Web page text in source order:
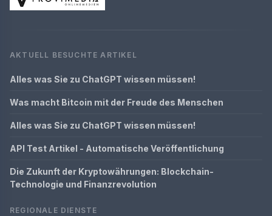
AKTUELL BESUCHTE ARTIKEL
Alles was Sie zu ChatGPT wissen müssen!
Was macht Bitcoin mit der Freude des Menschen
Alles was Sie zu ChatGPT wissen müssen!
API Test Artikel - Automatische Veröffentlichung
Die Zukunft der Kryptowährungen: Blockchain-
Technologie und Finanzrevolution
REGIONALE DIENSTE